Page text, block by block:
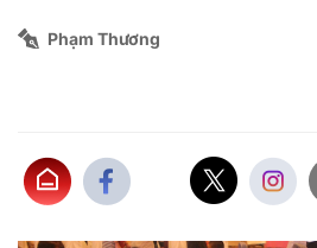
Phạm Thương